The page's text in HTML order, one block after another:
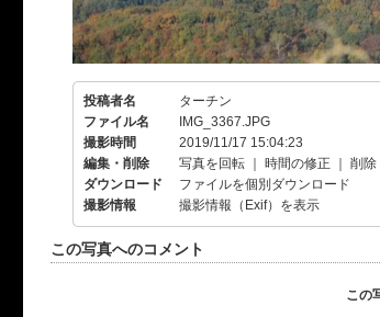
投稿者名
ターチン
ファイル名
IMG_3367.JPG
撮影時間
2019/11/17 15:04:23
編集・削除
写真を回転 時間の修正
削除
ダウンロード
ファイルを個別ダウンロード
撮影情報
撮影情報（Exif）を表示
この写真へのコメント
この